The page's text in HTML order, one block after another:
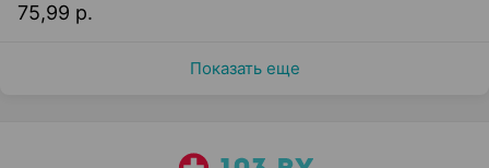
75,99 р.
Показать еще